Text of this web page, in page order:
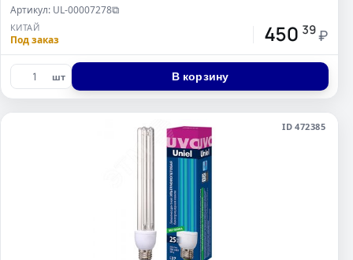
Артикул: UL-00007278⧉
КИТАЙ
Под заказ 450 39 ₽
шт В корзину
ID 472385